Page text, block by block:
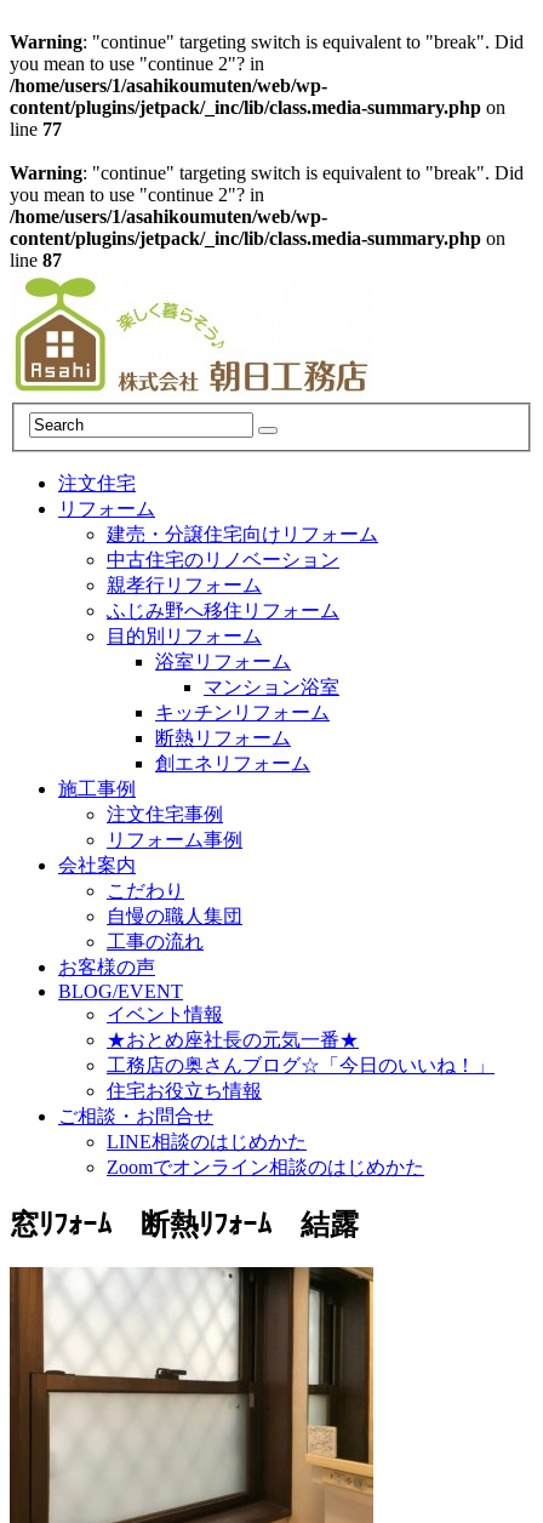
Warning: "continue" targeting switch is equivalent to "break". Did
you mean to use "continue 2"? in
/home/users/1/asahikoumuten/web/wp-
content/plugins/jetpack/_inc/lib/class.media-summary.php on
line 77
Warning: "continue" targeting switch is equivalent to "break". Did
you mean to use "continue 2"? in
/home/users/1/asahikoumuten/web/wp-
content/plugins/jetpack/_inc/lib/class.media-summary.php on
line 87
注文住宅
リフォーム
建売・分譲住宅向けリフォーム
中古住宅のリノベーション
親孝行リフォーム
ふじみ野へ移住リフォーム
目的別リフォーム
浴室リフォーム
マンション浴室
キッチンリフォーム
断熱リフォーム
創エネリフォーム
施工事例
注文住宅事例
リフォーム事例
会社案内
こだわり
自慢の職人集団
工事の流れ
お客様の声
BLOG/EVENT
イベント情報
★おとめ座社長の元気一番★
工務店の奥さんブログ☆「今日のいいね！」
住宅お役立ち情報
ご相談・お問合せ
LINE相談のはじめかた
Zoomでオンライン相談のはじめかた
窓ﾘﾌｫｰﾑ 断熱ﾘﾌｫｰﾑ 結露